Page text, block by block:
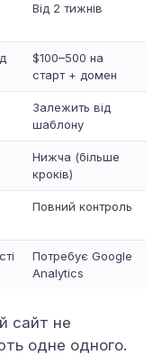
Від 2 тижнів
$100–500 на
старт + домен
Залежить від
шаблону
Нижча (більше
кроків)
Повний контроль
Потребує Google
Analytics
сайт не
одне одного.